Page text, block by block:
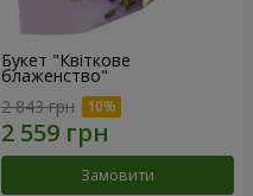
Букет "Квіткове
блаженство"
2 843 грн
Замовити